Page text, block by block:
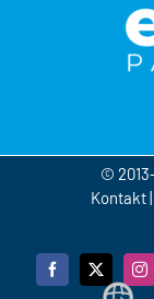
©
Kontakt|
Facebook
X